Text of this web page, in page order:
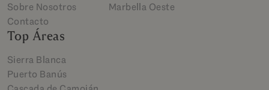
Sobre Nosotros
Contacto
Marbella Oeste
Top Áreas
Sierra Blanca
Puerto Banús